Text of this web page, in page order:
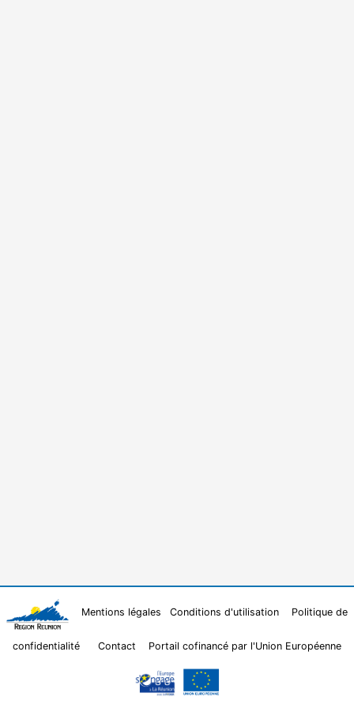
Mentions légales Conditions d'utilisation Politique de
confidentialité Contact Portail cofinancé par l'Union Européenne